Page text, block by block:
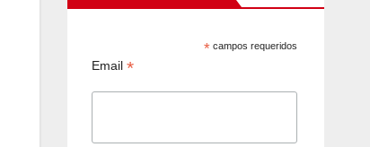
* campos requeridos
Email *